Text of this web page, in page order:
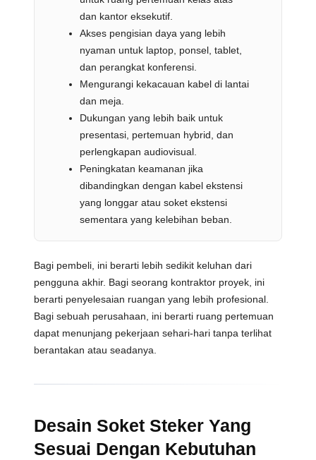
dan kantor eksekutif.
Akses pengisian daya yang lebih
nyaman untuk laptop, ponsel, tablet,
dan perangkat konferensi.
Mengurangi kekacauan kabel di lantai
dan meja.
Dukungan yang lebih baik untuk
presentasi, pertemuan hybrid, dan
perlengkapan audiovisual.
Peningkatan keamanan jika
dibandingkan dengan kabel ekstensi
yang longgar atau soket ekstensi
sementara yang kelebihan beban.
Bagi pembeli, ini berarti lebih sedikit keluhan dari
pengguna akhir. Bagi seorang kontraktor proyek, ini
berarti penyelesaian ruangan yang lebih profesional.
Bagi sebuah perusahaan, ini berarti ruang pertemuan
dapat menunjang pekerjaan sehari-hari tanpa terlihat
berantakan atau seadanya.
Desain Soket Steker Yang
Sesuai Dengan Kebutuhan